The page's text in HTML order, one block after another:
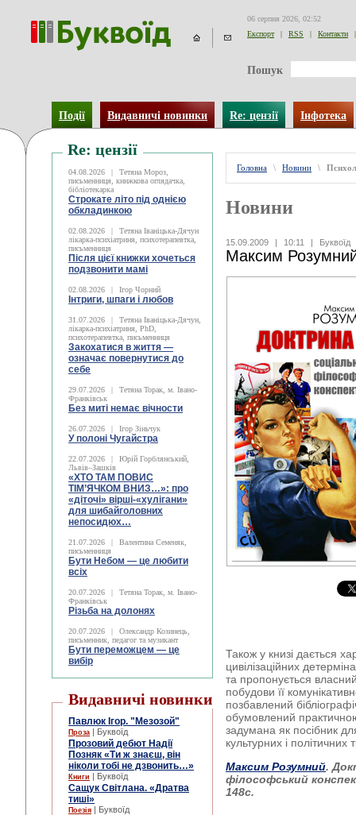
06 серпня 2026, 02:52
Експорт
| RSS | Контакти |
Пошук
Події Видавничі новинки Re: цензії Інфотека
Re: цензії
04.08.2026 |
Тетяна Мороз,
письменниця, книжкова оглядачка,
бібліотекарка
Строкате літо під однією
обкладинкою
02.08.2026 |
Тетяна Іваніцька-Дячун
лікарка-психіатриня, психотерапевтка,
письменниця
Після цієї книжки хочеться
подзвонити мамі
02.08.2026 | Ігор Чорний
Інтриги, шпаги і любов
31.07.2026 |
Тетяна Іваніцька-Дячун,
лікарка-психіатриня, PhD,
психотерапевтка, письменниця
Закохатися в життя —
означає повернутися до
себе
29.07.2026 |
Тетяна Торак, м. Івано-
Франківськ
Без миті немає вічности
26.07.2026 | Ігор Зіньчук
У полоні Чугайстра
22.07.2026 |
Юрій Горблянський,
Львів–Зашків
«ХТО ТАМ ПОВИС
ТІМ’ЯЧКОМ ВНИЗ…»: про
«діточі» вірші-«хулігани»
для шибайголовних
непосидюх…
21.07.2026 |
Валентина Семеняк,
письменниця
Бути Небом ― це любити
всіх
20.07.2026 |
Тетяна Торак, м. Івано-
Франківськ
Різьба на долонях
20.07.2026 |
Олександр Козинець,
письменник, педагог та музикант
Бути переможцем — це
вибір
Видавничі новинки
Павлюк Ігор. "Мезозой"
Проза | Буквоїд
Прозовий дебют Надії
Позняк «Ти ж знаєш, він
ніколи тобі не дзвонить…»
Книги | Буквоїд
Сащук Світлана. «Дратва
тиші»
Поезія | Буквоїд
Головна \ Новини \
Новини
15.09.2009 | 10:11 | Буквоїд
Максим
Також у книзі дається
цивілізаційних
та пропонується власний
побудови її
позбавлений
обумовлений
задумана як посібник
культурних і
Максим Розумний.
філософський
148с.